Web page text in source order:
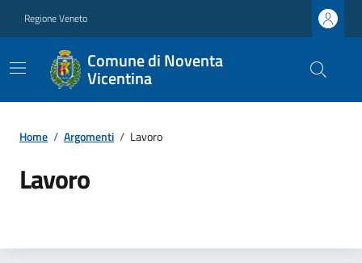
Regione Veneto
Comune di Noventa
Vicentina
Home / Argomenti / Lavoro
Lavoro